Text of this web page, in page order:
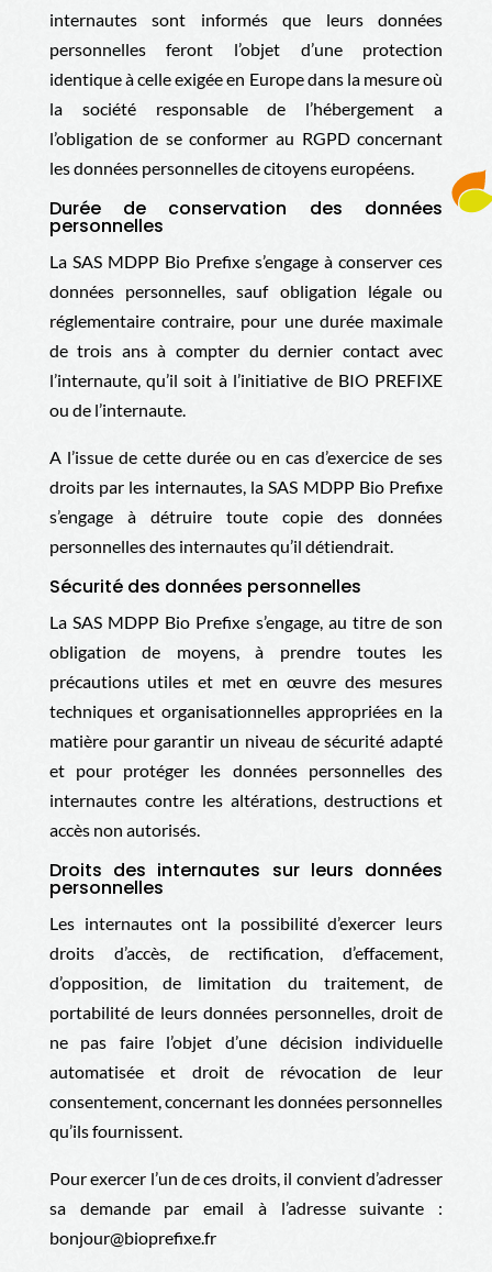
internautes sont informés que leurs données
personnelles feront l’objet d’une protection
identique à celle exigée en Europe dans la mesure où
la société responsable de l’hébergement a
l’obligation de se conformer au RGPD concernant
les données personnelles de citoyens européens.
Durée de conservation des données
personnelles
La SAS MDPP Bio Prefixe s’engage à conserver ces
données personnelles, sauf obligation légale ou
réglementaire contraire, pour une durée maximale
de trois ans à compter du dernier contact avec
l’internaute, qu’il soit à l’initiative de BIO PREFIXE
ou de l’internaute.
A l’issue de cette durée ou en cas d’exercice de ses
droits par les internautes, la SAS MDPP Bio Prefixe
s’engage à détruire toute copie des données
personnelles des internautes qu’il détiendrait.
Sécurité des données personnelles
La SAS MDPP Bio Prefixe s’engage, au titre de son
obligation de moyens, à prendre toutes les
précautions utiles et met en œuvre des mesures
techniques et organisationnelles appropriées en la
matière pour garantir un niveau de sécurité adapté
et pour protéger les données personnelles des
internautes contre les altérations, destructions et
accès non autorisés.
Droits des internautes sur leurs données
personnelles
Les internautes ont la possibilité d’exercer leurs
droits d’accès, de rectification, d’effacement,
d’opposition, de limitation du traitement, de
portabilité de leurs données personnelles, droit de
ne pas faire l’objet d’une décision individuelle
automatisée et droit de révocation de leur
consentement, concernant les données personnelles
qu’ils fournissent.
Pour exercer l’un de ces droits, il convient d’adresser
sa demande par email à l’adresse suivante :
bonjour@bioprefixe.fr